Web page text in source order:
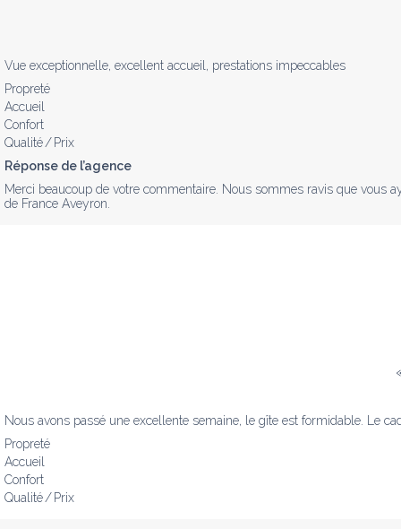
Vue exceptionnelle, excellent accueil, prestations impeccables
Propreté
Accueil
Confort
Qualité / Prix
Réponse de l’agence
Merci beaucoup de votre commentaire. Nous sommes ravis que vous
de France Aveyron.
Nous avons passé une excellente semaine, le gîte est formidable. Le
Propreté
Accueil
Confort
Qualité / Prix